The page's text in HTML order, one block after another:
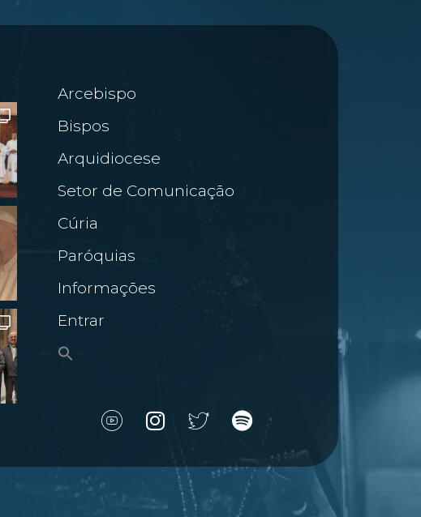
Arcebispo
Bispos
Arquidiocese
Setor de Comunicação
Cúria
Paróquias
Informações
Entrar